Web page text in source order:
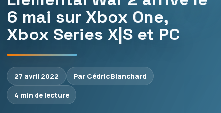
6 mai sur Xbox One,
Xbox Series X|S et PC
27 avril 2022
Par Cédric Blanchard
4 min de lecture